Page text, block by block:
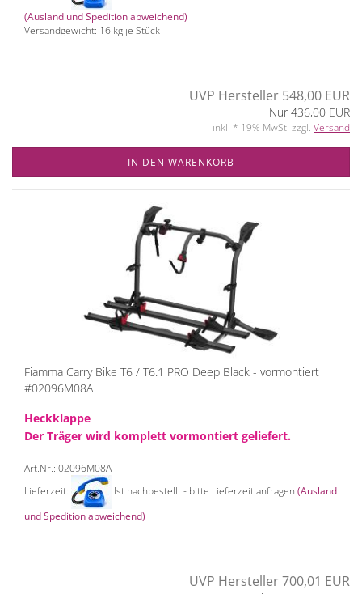
(Ausland und Spedition abweichend)
Versandgewicht: 16 kg je Stück
UVP Hersteller 548,00 EUR
Nur 436,00 EUR
inkl. * 19% MwSt. zzgl. Versand
IN DEN WARENKORB
Fiamma Carry Bike T6 / T6.1 PRO Deep Black - vormontiert
#02096M08A
Heckklappe
Der Träger wird komplett vormontiert geliefert.
Art.Nr.: 02096M08A
Lieferzeit:
Ist nachbestellt - bitte Lieferzeit anfragen (Ausland
und Spedition abweichend)
UVP Hersteller 700,01 EUR